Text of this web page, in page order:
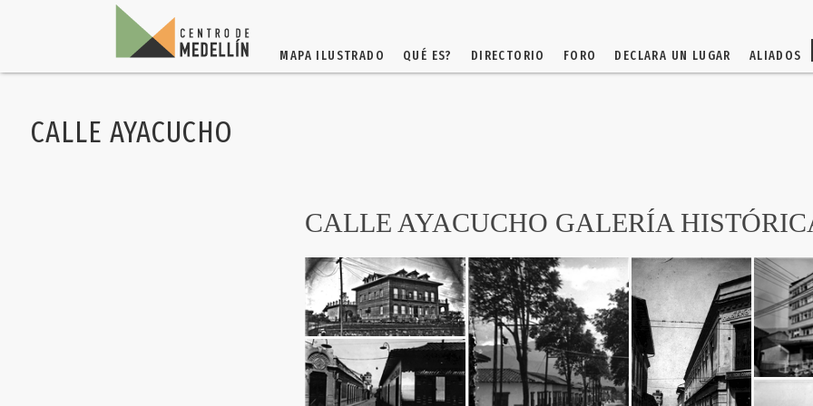
MAPA ILUSTRADO QUÉ ES? DIRECTORIO FORO DECLARA UN LUGAR ALIADOS
CALLE AYACUCHO
CALLE AYACUCHO GALERÍA